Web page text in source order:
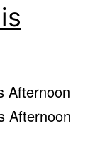
Afternoon
Afternoon